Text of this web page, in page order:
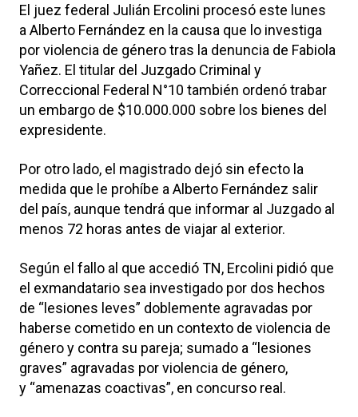
El juez federal Julián Ercolini procesó este lunes
a Alberto Fernández en la causa que lo investiga
por violencia de género tras la denuncia de Fabiola
Yañez. El titular del Juzgado Criminal y
Correccional Federal N°10 también ordenó trabar
un embargo de $10.000.000 sobre los bienes del
expresidente.
Por otro lado, el magistrado dejó sin efecto la
medida que le prohíbe a Alberto Fernández salir
del país, aunque tendrá que informar al Juzgado al
menos 72 horas antes de viajar al exterior.
Según el fallo al que accedió TN, Ercolini pidió que
el exmandatario sea investigado por dos hechos
de “lesiones leves” doblemente agravadas por
haberse cometido en un contexto de violencia de
género y contra su pareja; sumado a “lesiones
graves” agravadas por violencia de género,
y “amenazas coactivas”, en concurso real.